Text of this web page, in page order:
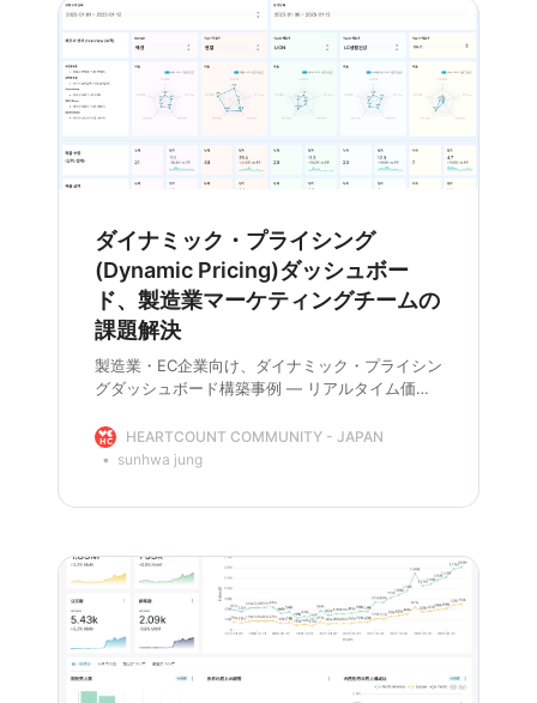
ダイナミック・プライシング
(Dynamic Pricing)ダッシュボー
ド、製造業マーケティングチームの
課題解決
製造業・EC企業向け、ダイナミック・プライシン
グダッシュボード構築事例 ― リアルタイム価格
をご紹介します。
HEARTCOUNT COMMUNITY - JAPAN
sunhwa jung